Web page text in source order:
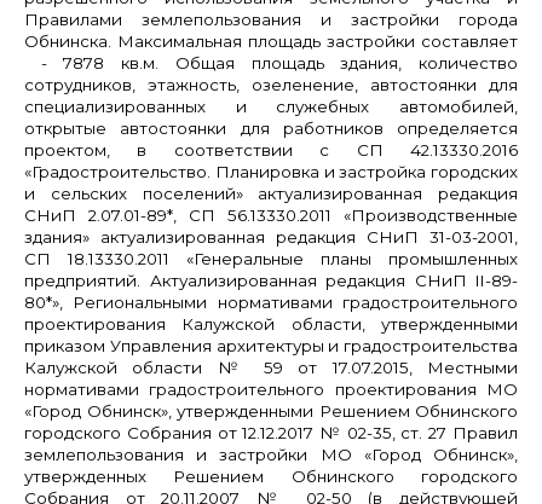
Правилами землепользования и застройки города
Обнинска. Максимальная площадь застройки составляет
- 7878 кв.м. Общая площадь здания, количество
сотрудников, этажность, озеленение, автостоянки для
специализированных и служебных автомобилей,
открытые автостоянки для работников определяется
проектом, в соответствии с СП 42.13330.2016
«Градостроительство. Планировка и застройка городских
и сельских поселений» актуализированная редакция
СНиП 2.07.01-89*, СП 56.13330.2011 «Производственные
здания» актуализированная редакция СНиП 31-03-2001,
СП 18.13330.2011 «Генеральные планы промышленных
предприятий. Актуализированная редакция СНиП II-89-
80*», Региональными нормативами градостроительного
проектирования Калужской области, утвержденными
приказом Управления архитектуры и градостроительства
Калужской области № 59 от 17.07.2015, Местными
нормативами градостроительного проектирования МО
«Город Обнинск», утвержденными Решением Обнинского
городского Собрания от 12.12.2017 № 02-35, ст. 27 Правил
землепользования и застройки МО «Город Обнинск»,
утвержденных Решением Обнинского городского
Собрания от 20.11.2007 № 02-50 (в действующей